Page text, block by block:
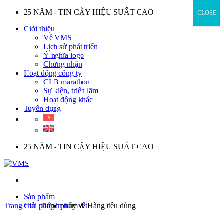
Skip
content
25 NĂM - TIN CẬY HIỆU SUẤT CAO
Giới thiệu
Về VMS
Lịch sử phát triển
Ý nghĩa logo
Chứng nhận
Hoạt động công ty
CLB marathon
Sự kiện, triển lãm
Hoạt động khác
Tuyển dụng
25 NĂM - TIN CẬY HIỆU SUẤT CAO
Sản phẩm
Giải pháp in truy vết
Trang chủ|Dược phẩm & Hàng tiêu dùng
CLOSE